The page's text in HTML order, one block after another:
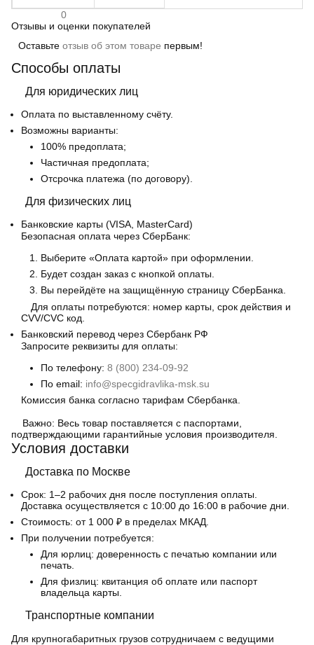
0
Отзывы и оценки покупателей
Оставьте отзыв об этом товаре первым!
Способы оплаты
Для юридических лиц
Оплата по выставленному счёту.
Возможны варианты:
100% предоплата;
Частичная предоплата;
Отсрочка платежа (по договору).
Для физических лиц
Банковские карты (VISA, MasterCard)
Безопасная оплата через СберБанк:
Выберите «Оплата картой» при оформлении.
Будет создан заказ с кнопкой оплаты.
Вы перейдёте на защищённую страницу СберБанка.
Для оплаты потребуются: номер карты, срок действия и
CVV/CVC код.
Банковский перевод через Сбербанк РФ
Запросите реквизиты для оплаты:
По телефону: 8 (800) 234-09-92
По email: info@specgidravlika-msk.su
Комиссия банка согласно тарифам Сбербанка.
Важно: Весь товар поставляется с паспортами,
подтверждающими гарантийные условия производителя.
Условия доставки
Доставка по Москве
Срок: 1–2 рабочих дня после поступления оплаты.
Доставка осуществляется с 10:00 до 16:00 в рабочие дни.
Стоимость: от 1 000 ₽ в пределах МКАД.
При получении потребуется:
Для юрлиц: доверенность с печатью компании или
печать.
Для физлиц: квитанция об оплате или паспорт
владельца карты.
Транспортные компании
Для крупногабаритных грузов сотрудничаем с ведущими